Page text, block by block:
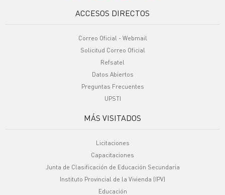
ACCESOS DIRECTOS
Correo Oficial - Webmail
Solicitud Correo Oficial
Refsatel
Datos Abiertos
Preguntas Frecuentes
UPSTI
MÁS VISITADOS
Licitaciones
Capacitaciones
Junta de Clasificación de Educación Secundaria
Instituto Provincial de la Vivienda (IPV)
Educación